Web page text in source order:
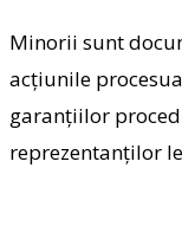
Minorii sunt
acțiunile
garanțiilor
reprezentanților